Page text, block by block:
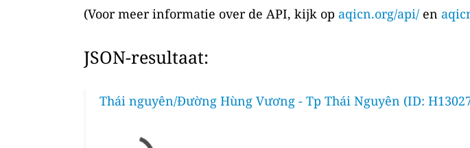
(Voor meer informatie over de API, kijk op aqicn.org/api/ en
JSON-resultaat:
Thái nguyên/Đường Hùng Vương - Tp Thái Nguyên (ID: